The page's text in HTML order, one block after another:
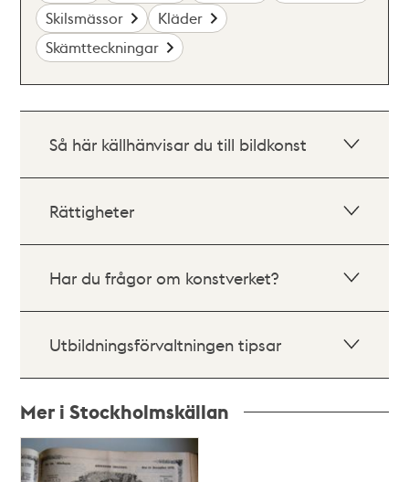
Skilsmässor
Kläder
Skämtteckningar
Så här källhänvisar du till bildkonst
Rättigheter
Har du frågor om konstverket?
Utbildningsförvaltningen tipsar
Mer i Stockholmskällan
Relaterade
poster